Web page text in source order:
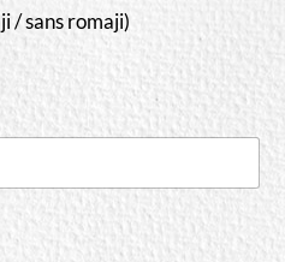
/ sans romaji)​